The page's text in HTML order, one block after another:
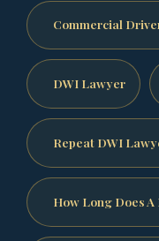
Commercial
DWI Lawyer
Repeat DWI
How Long Does A